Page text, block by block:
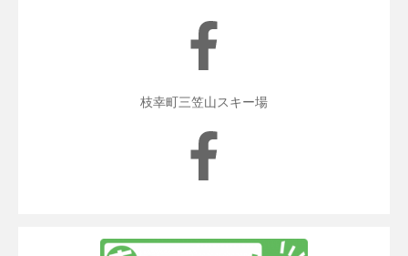
枝幸町三笠山スキー場